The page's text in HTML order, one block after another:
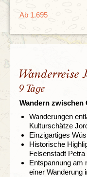
Ab 1.695
Wanderreise
9 Tage
Wandern zwischen
Wanderungen
Kulturschätze
Einzigartiges
Historische
Felsenstadt Petra
Entspannung am
einer Wanderung